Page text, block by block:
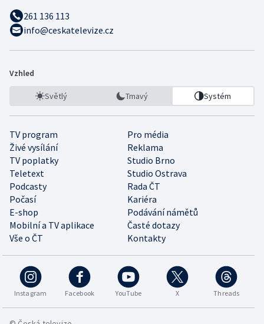
261 136 113
info@ceskatelevize.cz
Vzhled
Světlý Tmavý Systém
TV program
Pro média
Živé vysílání
Reklama
TV poplatky
Studio Brno
Teletext
Studio Ostrava
Podcasty
Rada ČT
Počasí
Kariéra
E-shop
Podávání námětů
Mobilní a TV aplikace
Časté dotazy
Vše o ČT
Kontakty
Instagram Facebook YouTube X Threads